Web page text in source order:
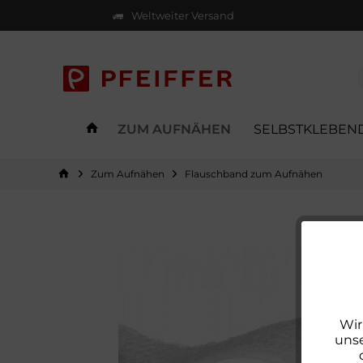
Weltweiter Versand
ZUM AUFNÄHEN
Zum Aufnähen Flauschband zum Aufnähen